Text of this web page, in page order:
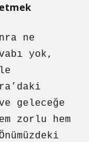
ne
yok,
geleceğe
zorlu hem